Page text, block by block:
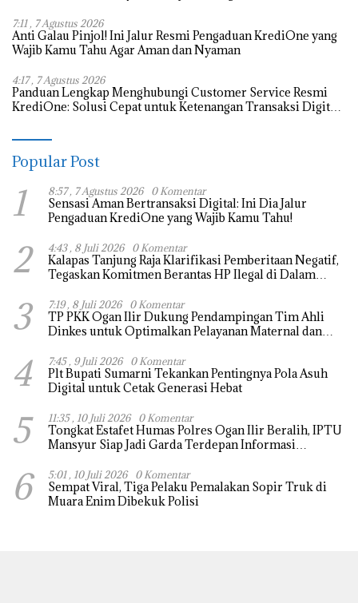
7:11 , 7 Agustus 2026
Anti Galau Pinjol! Ini Jalur Resmi Pengaduan KrediOne yang
Wajib Kamu Tahu Agar Aman dan Nyaman
4:17 , 7 Agustus 2026
Panduan Lengkap Menghubungi Customer Service Resmi
KrediOne: Solusi Cepat untuk Ketenangan Transaksi Digital
Popular Post
1 8:57 , 7 Agustus 2026 0 Komentar
Sensasi Aman Bertransaksi Digital: Ini Dia Jalur
Pengaduan KrediOne yang Wajib Kamu Tahu!
2 4:43 , 8 Juli 2026 0 Komentar
Kalapas Tanjung Raja Klarifikasi Pemberitaan Negatif,
Tegaskan Komitmen Berantas HP Ilegal di Dalam
3 7:19 , 8 Juli 2026 0 Komentar
TP PKK Ogan Ilir Dukung Pendampingan Tim Ahli
Dinkes untuk Optimalkan Pelayanan Maternal dan
4 7:45 , 9 Juli 2026 0 Komentar
Plt Bupati Sumarni Tekankan Pentingnya Pola Asuh
Digital untuk Cetak Generasi Hebat
5 11:35 , 10 Juli 2026 0 Komentar
Tongkat Estafet Humas Polres Ogan Ilir Beralih, IPTU
Mansyur Siap Jadi Garda Terdepan Informasi
6 5:01 , 10 Juli 2026 0 Komentar
Sempat Viral, Tiga Pelaku Pemalakan Sopir Truk di
Muara Enim Dibekuk Polisi